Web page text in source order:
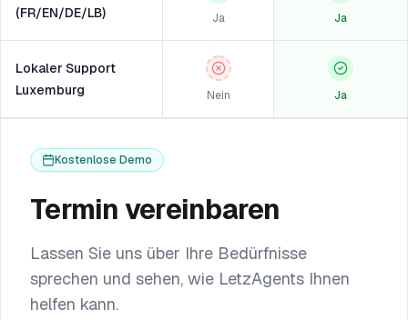
(FR/EN/DE/LB)
Ja Ja
Lokaler Support
Luxemburg
Nein Ja
Kostenlose Demo
Termin vereinbaren
Lassen Sie uns über Ihre Bedürfnisse
sprechen und sehen, wie LetzAgents Ihnen
helfen kann.